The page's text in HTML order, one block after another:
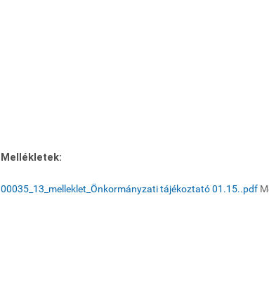
Mellékletek:
00035_13_melleklet_Önkormányzati tájékoztató 01.15..pdf